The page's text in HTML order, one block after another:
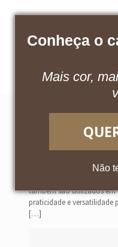
Conheça o
Mais cor,
Não
Baixe nosso
também são utilizados
praticidade e versatilidade
[…]